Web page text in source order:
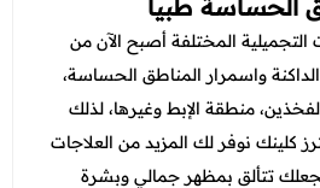
الحساسة طبيا
المختلفة أصبح الآن من
واسمرار المناطق الحساسة،
منطقة الإبط وغيرها، لذلك
كلينك نوفر لك المزيد من العلاجات
تتألق بمظهر جمالي وبشرة